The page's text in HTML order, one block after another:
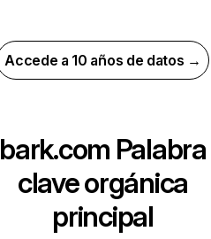
Accede a 10 años de datos →
bark.com Palabra
clave orgánica
principal